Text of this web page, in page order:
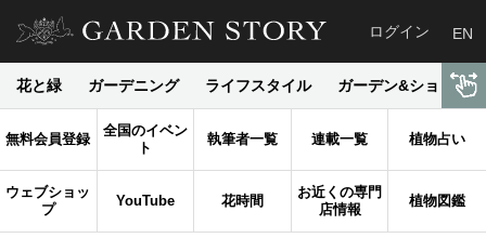
ログイン EN
花と緑 ガーデニング ライフスタイル ガーデン&ショップ
無料会員登録
全国のイベン
ト
執筆者一覧 連載一覧 植物占い
ウェブショッ
プ
YouTube 花時間
お近くの専門
店情報
植物図鑑